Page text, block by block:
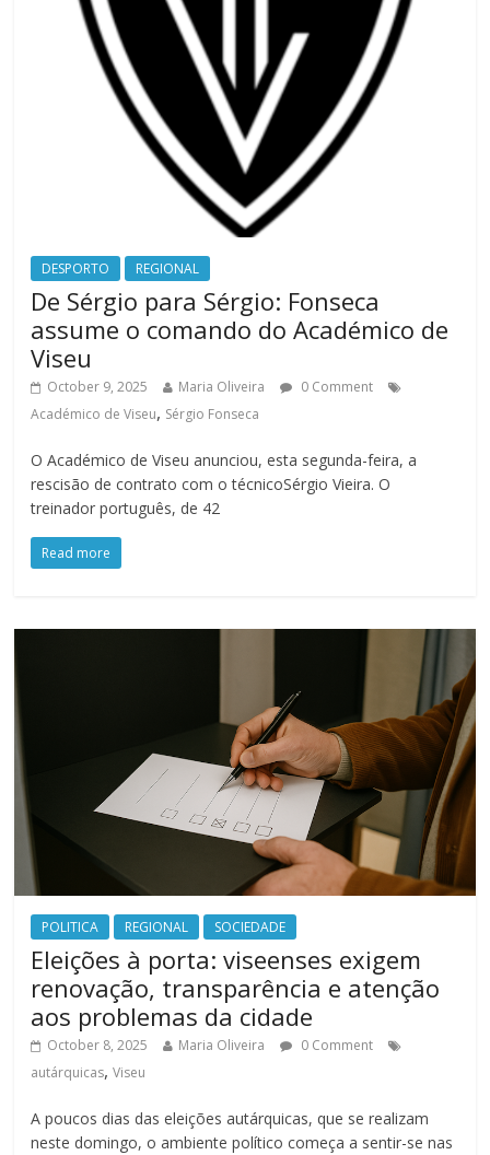
DESPORTO REGIONAL
De Sérgio para Sérgio: Fonseca
assume o comando do Académico de
Viseu
October 9, 2025 Maria Oliveira
0 Comment
Académico de Viseu, Sérgio Fonseca
O Académico de Viseu anunciou, esta segunda-feira, a
rescisão de contrato com o técnicoSérgio Vieira. O
treinador português, de 42
Read more
POLITICA REGIONAL SOCIEDADE
Eleições à porta: viseenses exigem
renovação, transparência e atenção
aos problemas da cidade
October 8, 2025 Maria Oliveira
0 Comment
autárquicas,Viseu
A poucos dias das eleições autárquicas, que se realizam
neste domingo, o ambiente político começa a sentir-se nas